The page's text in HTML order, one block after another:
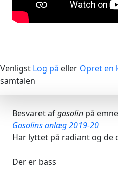
Venligst Log på eller Opret en
samtalen
Besvaret afgasolin på emne
Gasolins anlæg 2019-20
Har lyttet på radiant og de
Der er bass